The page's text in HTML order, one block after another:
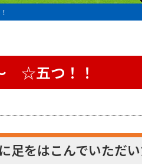
☆五つ！！
足をはこんでいただい